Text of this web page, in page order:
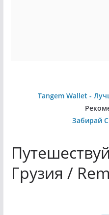
Tangem Wallet -
Забирай
Грузия /